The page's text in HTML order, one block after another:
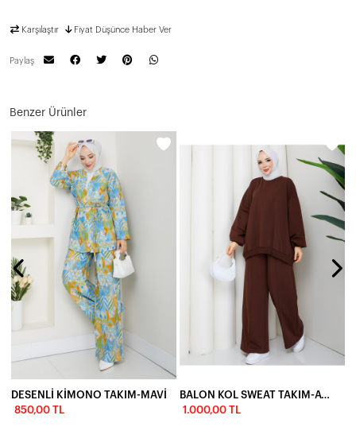
Karşılaştır Fiyat Düşünce Haber Ver
Paylaş
Benzer Ürünler
DESENLİ KİMONO TAKIM-MAVİ
850,00 TL
1.000,00 TL